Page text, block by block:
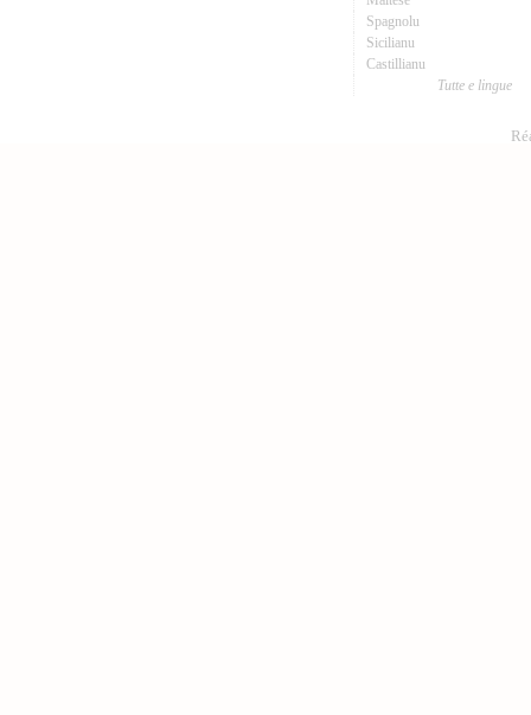
Spagnolu
Sicilianu
Castillianu
Tutte e lingue